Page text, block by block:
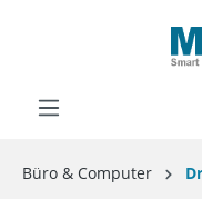
Büro & Computer